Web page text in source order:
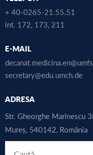
+ 40-0265-21.55.51
int. 172, 173, 211
E-MAIL
secretary@edu.umch.de
ADRESA
Str. Gheorghe Marinescu
Mureș, 540142, România